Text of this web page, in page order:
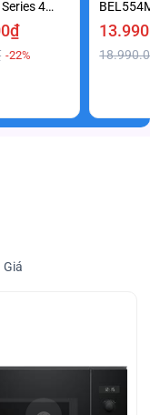
4
Đãi
-22%
Kết Hợp
Giá